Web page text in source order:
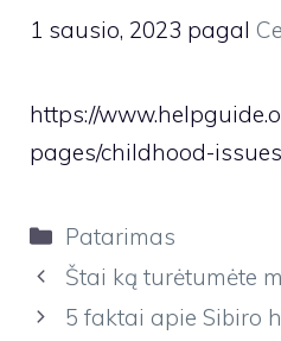
1 sausio, 2023 pagal
https://
pages/childhood-
Kategorijos
Patarimas
Štai ką turėtumėte
5 faktai apie Sibiro